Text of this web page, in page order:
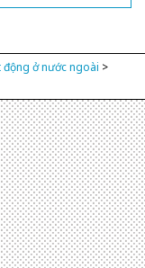
động ở nước ngoài